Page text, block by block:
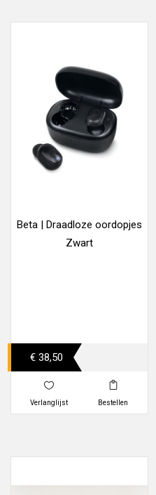
Beta | Draadloze oordopjes
Zwart
€ 38,50
Verlanglijst Bestellen